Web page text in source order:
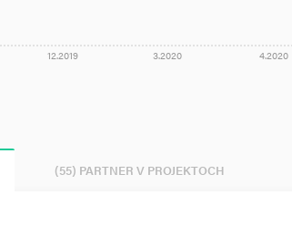
12.2019 3.2020 4.2020
(55) PARTNER V PROJEKTOCH